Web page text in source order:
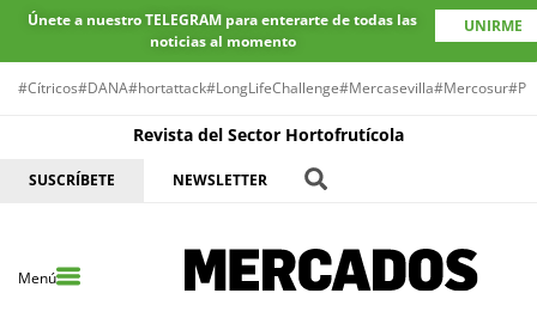
Únete a nuestro TELEGRAM para enterarte de todas las
noticias al momento
UNIRME
#Cítricos#DANA#hortattack#LongLifeChallenge#Mercasevilla#Mercosur
Revista del Sector Hortofrutícola
SUSCRÍBETE NEWSLETTER
Menú